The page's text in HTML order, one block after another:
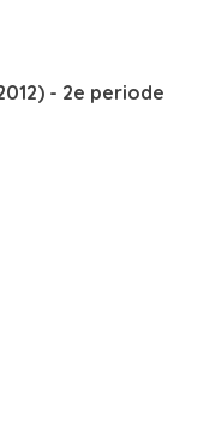
- 2e periode